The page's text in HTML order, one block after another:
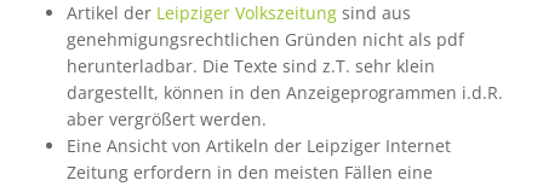
Artikel der Leipziger Volkszeitungsind aus
genehmigungsrechtlichen Gründen nicht als pdf
herunterladbar. Die Texte sind z.T. sehr klein
dargestellt, können in den Anzeigeprogrammen i.d.R.
aber vergrößert werden.
Eine Ansicht von Artikeln der Leipziger Internet
Zeitung erfordern in den meisten Fällen eine